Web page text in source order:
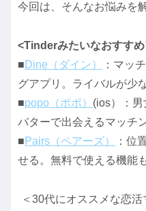
今回は、そんなお悩みを
<Tinderみたいなおすすめ
■ Dine（ダイン）
：マッ
グアプリ。ライバルが少
■popo（ポポ） (ios）：
バターで出会えるマッチ
■ Pairs（ペアーズ）
：位
せる。無料で使える機能
＜30代にオススメな恋